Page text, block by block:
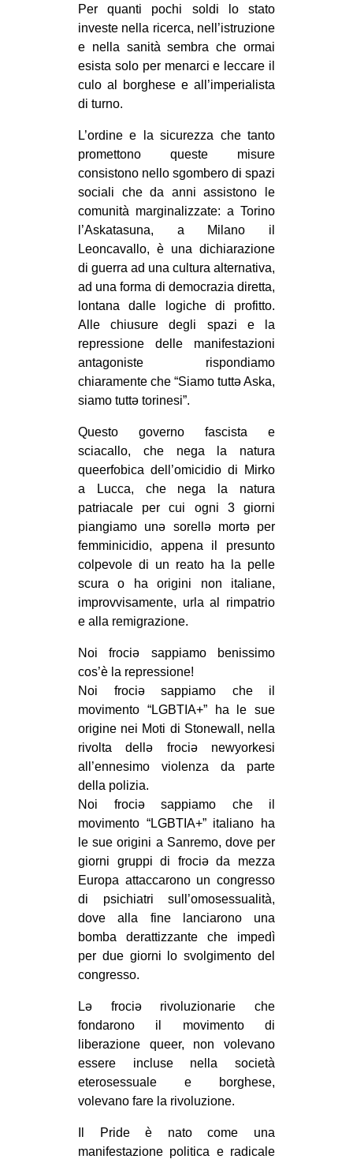
ESTREMO ORIENTE
EUROPA
MEDIO ORIENTE
MONDO
in
Fb
bsky
SEARCH
Per quanti pochi soldi lo stato
investe nella ricerca, nell’istruzione
e nella sanità sembra che ormai
esista solo per menarci e leccare il
culo al borghese e all’imperialista
di turno.
L’ordine e la sicurezza che tanto
promettono queste misure
consistono nello sgombero di spazi
sociali che da anni assistono le
comunità marginalizzate: a Torino
l’Askatasuna, a Milano il
Leoncavallo, è una dichiarazione
di guerra ad una cultura alternativa,
ad una forma di democrazia diretta,
lontana dalle logiche di profitto.
Alle chiusure degli spazi e la
repressione delle manifestazioni
antagoniste rispondiamo
chiaramente che “Siamo tuttə Aska,
siamo tuttə torinesi”.
Questo governo fascista e
sciacallo, che nega la natura
queerfobica dell’omicidio di Mirko
a Lucca, che nega la natura
patriacale per cui ogni 3 giorni
piangiamo unə sorellə mortə per
femminicidio, appena il presunto
colpevole di un reato ha la pelle
scura o ha origini non italiane,
improvvisamente, urla al rimpatrio
e alla remigrazione.
Noi frociə sappiamo benissimo
cos’è la repressione!
Noi frociə sappiamo che il
movimento “LGBTIA+” ha le sue
origine nei Moti di Stonewall, nella
rivolta dellə frociə newyorkesi
all’ennesimo violenza da parte
della polizia.
Noi frociə sappiamo che il
movimento “LGBTIA+” italiano ha
le sue origini a Sanremo, dove per
giorni gruppi di frociə da mezza
Europa attaccarono un congresso
di psichiatri sull’omosessualità,
dove alla fine lanciarono una
bomba derattizzante che impedì
per due giorni lo svolgimento del
congresso.
Lə frociə rivoluzionarie che
fondarono il movimento di
liberazione queer, non volevano
essere incluse nella società
eterosessuale e borghese,
volevano fare la rivoluzione.
Il Pride è nato come una
manifestazione politica e radicale